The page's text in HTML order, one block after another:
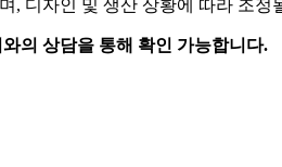
, 디자인 및 생산 상황에 따라 조정
의 상담을 통해 확인 가능합니다.